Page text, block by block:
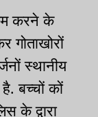
करने के
गोताखोरों
स्थानीय
बच्चों कों
के द्वारा